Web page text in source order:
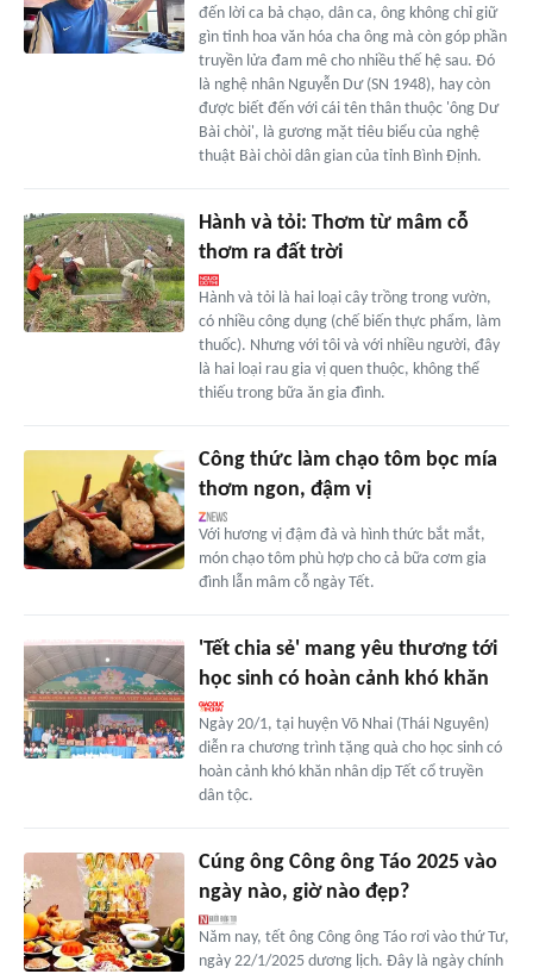
đến lời ca bả chạo, dân ca, ông không chỉ giữ
gìn tinh hoa văn hóa cha ông mà còn góp phần
truyền lửa đam mê cho nhiều thế hệ sau. Đó
là nghệ nhân Nguyễn Dư (SN 1948), hay còn
được biết đến với cái tên thân thuộc 'ông Dư
Bài chòi', là gương mặt tiêu biểu của nghệ
thuật Bài chòi dân gian của tỉnh Bình Định.
Hành và tỏi: Thơm từ mâm cỗ
thơm ra đất trời
Hành và tỏi là hai loại cây trồng trong vườn,
có nhiều công dụng (chế biến thực phẩm, làm
thuốc). Nhưng với tôi và với nhiều người, đây
là hai loại rau gia vị quen thuộc, không thể
thiếu trong bữa ăn gia đình.
Công thức làm chạo tôm bọc mía
thơm ngon, đậm vị
Với hương vị đậm đà và hình thức bắt mắt,
món chạo tôm phù hợp cho cả bữa cơm gia
đình lẫn mâm cỗ ngày Tết.
'Tết chia sẻ' mang yêu thương tới
học sinh có hoàn cảnh khó khăn
Ngày 20/1, tại huyện Võ Nhai (Thái Nguyên)
diễn ra chương trình tặng quà cho học sinh có
hoàn cảnh khó khăn nhân dịp Tết cổ truyền
dân tộc.
Cúng ông Công ông Táo 2025 vào
ngày nào, giờ nào đẹp?
Năm nay, tết ông Công ông Táo rơi vào thứ Tư,
ngày 22/1/2025 dương lịch. Đây là ngày chính